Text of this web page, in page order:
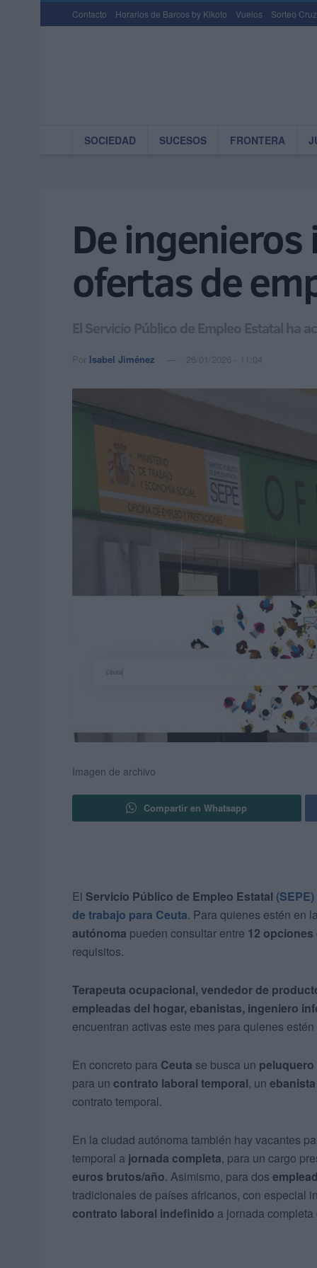
Contacto Horarios de Barcos by Kikoto Vuelos Sorteo
SOCIEDAD SUCESOS FRONTERA
De
ofertas de
El Servicio Público de Empleo Estatal ha
Por Isabel Jiménez 26/01/2026 - 11:04
Imagen de archivo
Compartir en Whatsapp
El Servicio Público de Empleo Estatal (SEPE)
de trabajo para Ceuta. Para quienes estén en
autónoma pueden consultar entre 12 opciones
requisitos.
Terapeuta ocupacional, vendedor de
empleadas del hogar, ebanistas, ingeniero
encuentran activas este mes para quienes
En concreto para Ceuta se busca un
para un contrato laboral temporal, un ebanista
contrato temporal.
En la ciudad autónoma también hay vacantes
temporal a jornada completa, para un cargo
euros brutos/año. Asimismo, para dos
tradicionales de países africanos, con especial
contrato laboral indefinido a jornada